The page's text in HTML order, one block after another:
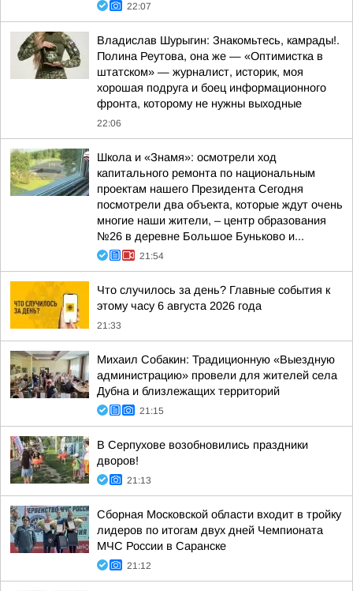
22:07
Владислав Шурыгин: Знакомьтесь, камрады!.
Полина Реутова, она же — «Оптимистка в
штатском» — журналист, историк, моя
хорошая подруга и боец информационного
фронта, которому не нужны выходные
22:06
Школа и «Знамя»: осмотрели ход
капитального ремонта по национальным
проектам нашего Президента Сегодня
посмотрели два объекта, которые ждут очень
многие наши жители, – центр образования
№26 в деревне Большое Буньково и...
21:54
Что случилось за день? Главные события к
этому часу 6 августа 2026 года
21:33
Михаил Собакин: Традиционную «Выездную
администрацию» провели для жителей села
Дубна и близлежащих территорий
21:15
В Серпухове возобновились праздники
дворов!
21:13
Сборная Московской области входит в тройку
лидеров по итогам двух дней Чемпионата
МЧС России в Саранске
21:12